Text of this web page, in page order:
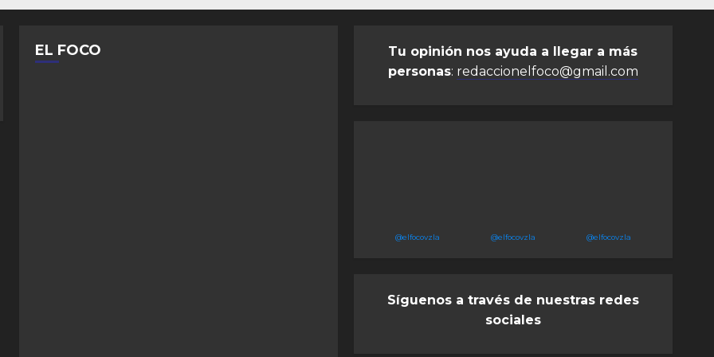
EL FOCO
Tu opinión nos ayuda a llegar a más
personas: redaccionelfoco@gmail.com
@elfocovzla @elfocovzla @elfocovzla
Síguenos a través de nuestras redes
sociales